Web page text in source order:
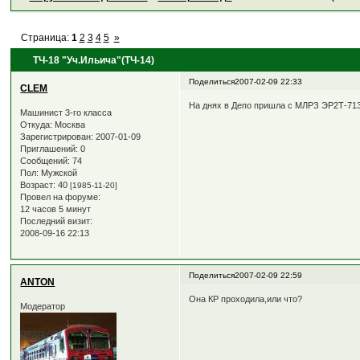
ТЧ-18 "Уч.Ильича"(ТЧ-14)
Страница: 1 2 3 4 5 »
Поделиться2007-02-09 22:33
CLEM
Машинист 3-го класса
Откуда: Москва
Зарегистрирован: 2007-01-09
Приглашений: 0
Сообщений: 74
Пол: Мужской
Возраст: 40[1985-11-20]
Провел на форуме:
12 часов 5 минут
Последний визит:
2008-09-16 22:13
На днях в Депо пришла с МЛРЗ ЭР2Т-
Поделиться2007-02-09 22:59
ANTON
Модератор
Она КР проходила,или что?